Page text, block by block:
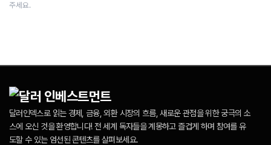
주세요.
달러인덱스로 읽는 경제, 금융, 외환 시장의 흐름, 새로운 관점을 위한 궁극의 소
스에 오신 것을 환영합니다! 전 세계 독자들을 계몽하고 즐겁게 하며 참여를 유
도할 수 있는 엄선된 콘텐츠를 살펴보세요.